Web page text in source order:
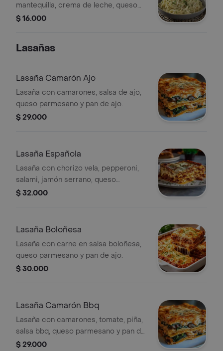
mantequilla, crema de leche, queso
parmesano y pan.
$ 16.000
Lasañas
Lasaña Camarón Ajo
Lasaña con camarones, salsa de ajo,
queso parmesano y pan de ajo.
$ 29.000
Lasaña Española
Lasaña con chorizo vela, pepperoni,
salami, jamón serrano, queso
parmesano y pan de ajo.
$ 32.000
Lasaña Boloñesa
Lasaña con carne en salsa boloñesa,
queso parmesano y pan de ajo.
$ 30.000
Lasaña Camarón Bbq
Lasaña con camarones, tomate, piña,
salsa bbq, queso parmesano y pan de
ajo.
$ 29.000